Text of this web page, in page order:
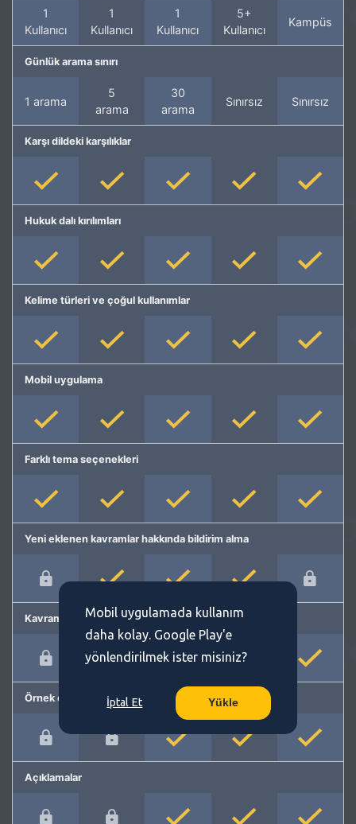
1
Kullanıcı
1
Kullanıcı
1
Kullanıcı
5+
Kullanıcı
Kampüs
Günlük arama sınırı
1 arama
5
arama
30
arama
Sınırsız Sınırsız
Karşı dildeki karşılıklar
Hukuk dalı kırılımları
Kelime türleri ve çoğul kullanımlar
Mobil uygulama
Farklı tema seçenekleri
Yeni eklenen kavramlar hakkında bildirim alma
Kavram önerme
Örnek cümleler
Açıklamalar
Mobil uygulamada kullanım
daha kolay. Google Play'e
yönlendirilmek ister misiniz?
İptal Et Yükle